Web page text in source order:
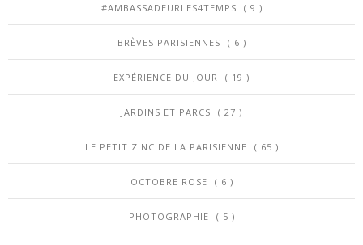
#AMBASSADEURLES4TEMPS ( 9 )
BRÈVES PARISIENNES ( 6 )
EXPÉRIENCE DU JOUR ( 19 )
JARDINS ET PARCS ( 27 )
LE PETIT ZINC DE LA PARISIENNE ( 65 )
OCTOBRE ROSE ( 6 )
PHOTOGRAPHIE ( 5 )